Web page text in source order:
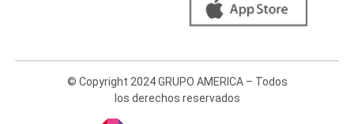
© Copyright 2024 GRUPO AMERICA – Todos
los derechos reservados